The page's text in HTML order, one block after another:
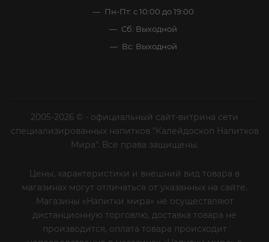
Пн-Пт: с 10:00 до 19:00
Сб: Выходной
Вс: Выходной
2005-2026 © - официальный сайт-витрина сети
специализированных напитков "Калейдоскоп Напитков
Мира". Все права защищены.
Цены, характеристики и внешний вид товара в
магазинах могут отличаться от указанных на сайте.
Магазины «Напитки мира» не осуществляют
дистанционную торговлю, доставка товара не
производится, оплата товара происходит